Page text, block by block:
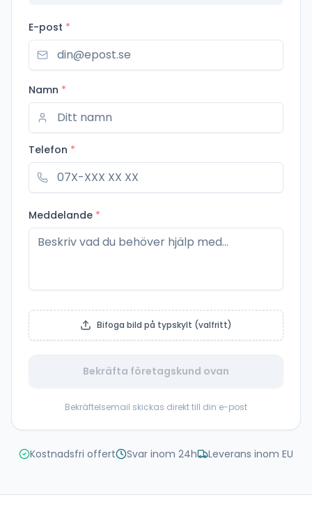
E-post *
Namn *
Telefon *
Meddelande *
Bifoga bild på typskylt (valfritt)
Bekräfta företagskund ovan
Bekräftelsemail skickas direkt till din e-post
Kostnadsfri offert Svar inom 24h Leverans inom EU